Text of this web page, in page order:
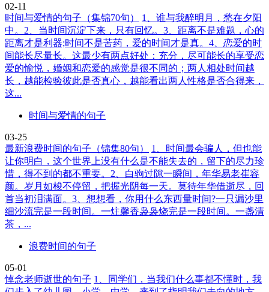
02-11
时间与爱情的句子（集锦70句）
1、谁与我醉明月，愁在夕阳
中。2、当时间沉淀下来，只有回忆。3、距离不是难题，心的
距离才是利器;时间不是苦药，爱的时间才是真。4、恋爱的时
间能长尽量长。这最少有两点好处：充分，尽可能长的享受恋
爱的愉悦，婚姻和恋爱的感觉是很不同的；两人相处时间越
长，越能检验彼此是否真心，越能看出两人性格是否合得来，
这...
时间与爱情的句子
03-25
最新浪费时间的句子（锦集80句）
1、时间最会骗人，但也能
让你明白，这个世界上没有什么是不能失去的，留下的尽力珍
惜，得不到的都不重要。2、白驹过隙一瞬间，年华易老崔容
颜。岁月如梭不停留，把握光阴每一天。莫待年华借逝尽，回
首当初泪满面。3、想想看，你用什么东西量时间?一只漏沙里
细沙流完是一段时间。一炷馨香袅袅烧完是一段时间。一盏清
茶，...
浪费时间的句子
05-01
悼念老师逝世的句子 1、同学们，当我们什么事都不懂时，我